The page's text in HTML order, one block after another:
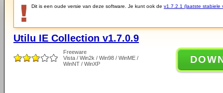
Dit is een oude versie van deze software. Je kunt ook de v1.7.2.1 (laatste stabiele
Utilu IE Collection v1.7.0.9
Freeware
Vista / Win2k / Win98 / WinME /
WinNT / WinXP